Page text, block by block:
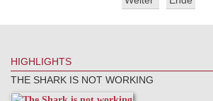
HIGHLIGHTS
THE SHARK IS NOT WORKING